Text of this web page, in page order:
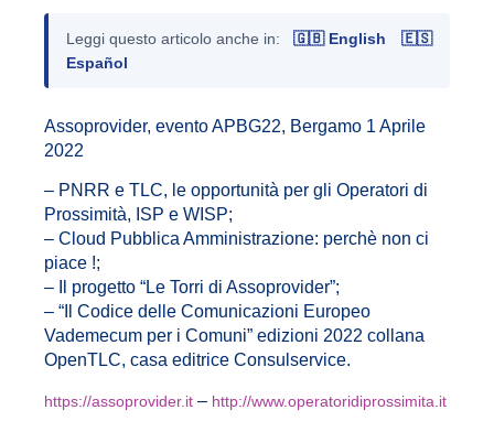
Leggi questo articolo anche in: 🇬🇧 English
🇪🇸
Español
Assoprovider, evento APBG22, Bergamo 1 Aprile
2022
– PNRR e TLC, le opportunità per gli Operatori di
Prossimità, ISP e WISP;
– Cloud Pubblica Amministrazione: perchè non ci
piace !;
– Il progetto “Le Torri di Assoprovider”;
– “Il Codice delle Comunicazioni Europeo
Vademecum per i Comuni” edizioni 2022 collana
OpenTLC, casa editrice Consulservice.
https://assoprovider.it – http://www.operatoridiprossimita.it